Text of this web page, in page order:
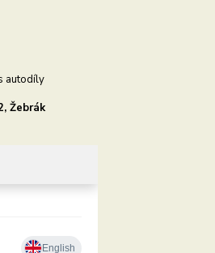
autodíly
Žebrák